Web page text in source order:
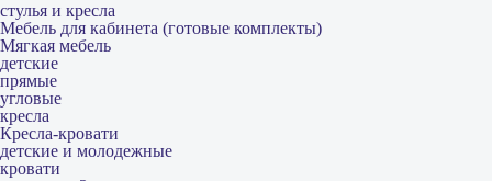
стулья и кресла
Мебель для кабинета (готовые комплекты)
Мягкая мебель
детские
прямые
угловые
кресла
Кресла-кровати
детские и молодежные
кровати